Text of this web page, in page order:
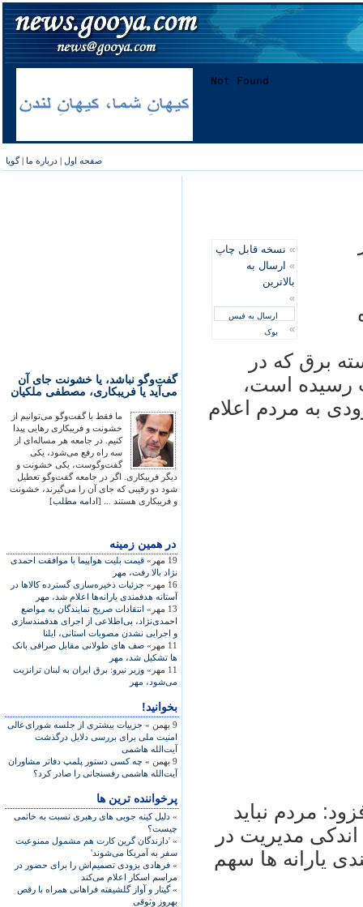
صفحه اول | درباره ما |گویا
گفت‌وگو نباشد، یا خشونت جای آن
می‌آید یا فریبکاری، مصطفی ملکیان
ما فقط با گفت‌وگو می‌توانیم از
خشونت و فریبکاری رهایی پیدا
کنیم. در جامعه هر مساله‌ای از
سه راه رفع می‌شود، یکی
گفت‌وگوست، یکی خشونت و
دیگر فریبکاری. اگر در جامعه گفت‌وگو تعطیل
شود دو رقیبی که جای آن را می‌گیرند، خشونت
و فریبکاری هستند ... [ادامه مطلب]
در همين زمينه
19 مهر»
قيمت بليت هواپيما با موافقت احمدی
نژاد بالا رفت، مهر
16 مهر»
جزئيات ذخيره‌سازی گسترده کالاها در
آستانه هدفمندی يارانه‌ها اعلام شد، مهر
13 مهر»
انتقادات صريح نمايندگان به مواضع
احمدی‌نژاد، بی‌اطلاعی از اجرای هدفمندسازی
و اجرايی نشدن مصوبات استانی، ايلنا
11 مهر»
صف های طولانی مقابل صرافی بانک
ها تشکيل شد، مهر
11 مهر»
وزير نيرو: برق ايران به لبنان ترانزيت
می‌شود، مهر
بخوانید!
9 بهمن »
جزییات بیشتری از جلسه شورای‌عالی
امنیت ملی برای بررسی دلایل درگذشت
آیت‌الله هاشمی
9 بهمن »
چه کسی دستور پلمپ دفاتر مشاوران
آیت‌الله هاشمی رفسنجانی را صادر کرد؟
پرخواننده ترین ها
» دلیل کینه جویی های رهبری نسبت به خاتمی
چیست؟
» 'دارندگان گرین کارت هم مشمول ممنوعیت
سفر به آمریکا می‌شوند'
» فرهادی بزودی تصمیم‌اش را برای حضور در
مراسم اسکار اعلام می‌کند
»گیتار و آواز گلشیفته فراهانی همراه با رقص
بهروز وثوقی
» نسخه قابل چاپ
» ارسال به
بالاترین
»
ارسال به فیس
بوک
»
برق که در
رسيده است،
به مردم اعلام
مردم نبايد
اندکی مديريت در
يارانه ها سهم